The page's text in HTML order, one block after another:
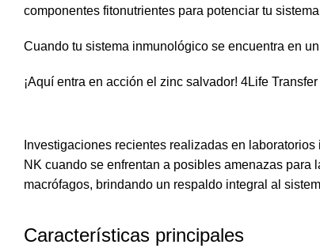
componentes fitonutrientes para potenciar tu
Cuando tu sistema inmunológico se encuentra en
¡Aquí entra en acción el zinc salvador! 4Life
Investigaciones recientes realizadas en
NK cuando se enfrentan a posibles amenazas
macrófagos, brindando un respaldo integral al
Características principales